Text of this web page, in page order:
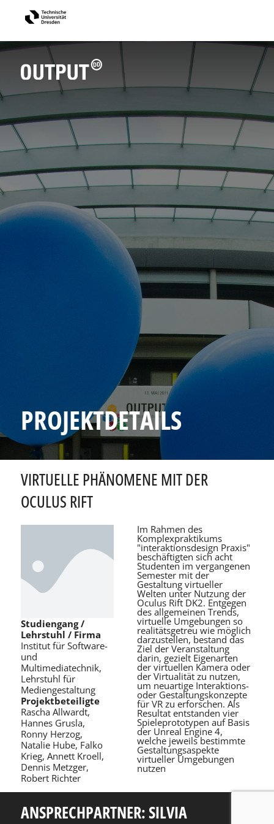
PROJEKTDETAILS
VIRTUELLE PHÄNOMENE MIT DER
OCULUS RIFT
Studiengang /
Lehrstuhl / Firma
Institut für Software-
und
Multimediatechnik,
Lehrstuhl für
Mediengestaltung
Projektbeteiligte
Rascha Allwardt,
Hannes Grusla,
Ronny Herzog,
Natalie Hube, Falko
Krieg, Annett Kroell,
Dennis Metzger,
Robert Richter
Im Rahmen des
Komplexpraktikums
"interaktionsdesign Praxis"
beschäftigten sich acht
Studenten im vergangenen
Semester mit der
Gestaltung virtueller
Welten unter Nutzung der
Oculus Rift DK2. Entgegen
des allgemeinen Trends,
virtuelle Umgebungen so
realitätsgetreu wie möglich
darzustellen, bestand das
Ziel der Veranstaltung
darin, gezielt Eigenarten
der virtuellen Kamera oder
der Virtualität zu nutzen,
um neuartige Interaktions-
oder Gestaltungskonzepte
für VR zu erforschen. Als
Resultat entstanden vier
Spieleprototypen auf Basis
der Unreal Engine 4,
welche jeweils bestimmte
Gestaltungsaspekte
virtueller Umgebungen
nutzen
ANSPRECHPARTNER: SILVIA